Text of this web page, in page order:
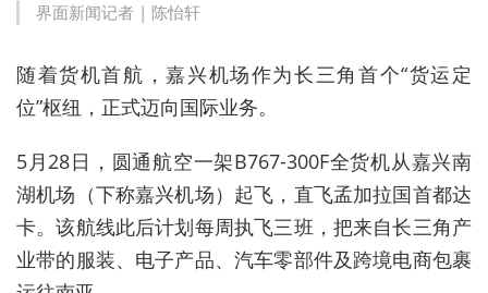
界面新闻记者 | 陈怡轩
随着货机首航，嘉兴机场作为长三角首个“货运定
位”枢纽，正式迈向国际业务。
5月28日，圆通航空一架B767-300F全货机从嘉兴南
湖机场（下称嘉兴机场）起飞，直飞孟加拉国首都达
卡。该航线此后计划每周执飞三班，把来自长三角产
业带的服装、电子产品、汽车零部件及跨境电商包裹